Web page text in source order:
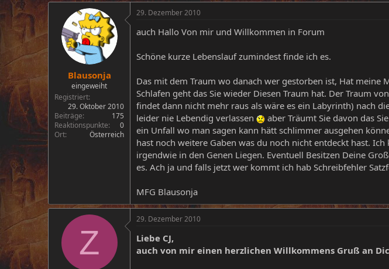
Blausonja
eingeweiht
Registriert
29. Oktober 2010
Beiträge
175
Reaktionspunkte
0
Ort
Österreich
29. Dezember 2010
auch Hallo Von mir und Willkommen in Forum
Schöne kurze Lebenslauf zumindest finde ich es.
Das mit dem Traum wo danach wer gestorben ist, Hat
Schlafen geht das Sie wieder Diesen Traum hat. Der Traum
findet dann nicht mehr raus als wäre es ein Labyrinth) nach
leider nie Lebendig verlassen
aber Träumt Sie davon das
ein Unfall wo man sagen kann hätt schlimmer ausgehen
hast noch weitere Gaben was du noch nicht entdeckt hast.
irgendwie in den Genen Liegen. Eventuell Besitzen Deine
es. Ach ja und falls jetzt wer kommt ich hab Schreibfehler
MFG Blausonja
Z
29. Dezember 2010
Liebe CJ,
auch von mir einen herzlichen Willkommens Gruß an